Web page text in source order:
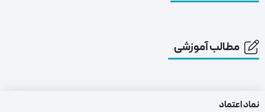
مطالب آموزشی
نماد اعتماد